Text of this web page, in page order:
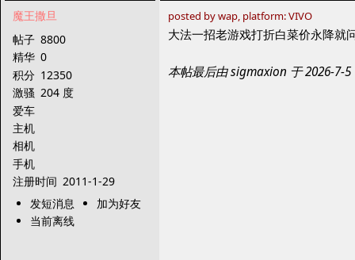
魔王撒旦
帖子 8800
精华 0
积分 12350
激骚 204 度
爱车
主机
相机
手机
注册时间 2011-1-29
发短消息
加为好友
当前离线
posted by wap, platform: VIVO
大法一招老游戏打折白菜价永降就
本帖最后由 sigmaxion 于 2026-7-